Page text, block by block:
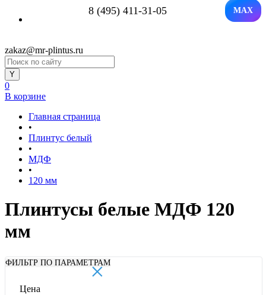
8 (495) 411-31-05 MAX
zakaz@mr-plintus.ru
0
В корзине
Главная страница
•
Плинтус белый
•
МДФ
•
120 мм
Плинтусы белые МДФ 120
мм
ФИЛЬТР ПО ПАРАМЕТРАМ
×
Цена